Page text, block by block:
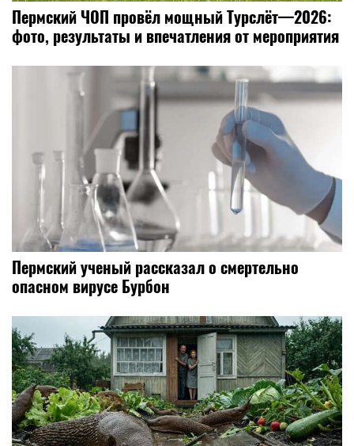
Пермский ЧОП провёл мощный Турслёт—2026:
фото, результаты и впечатления от мероприятия
Пермский ученый рассказал о смертельно
опасном вирусе Бурбон